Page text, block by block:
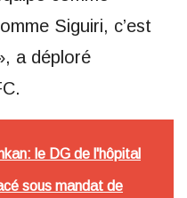
Siguiri, c’est
a déploré
le DG de l'hôpital
sous mandat de